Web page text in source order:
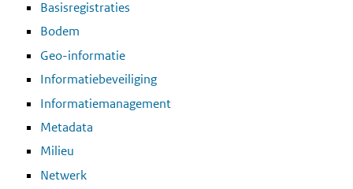
Basisregistraties
Bodem
Geo-informatie
Informatiebeveiliging
Informatiemanagement
Metadata
Milieu
Netwerk